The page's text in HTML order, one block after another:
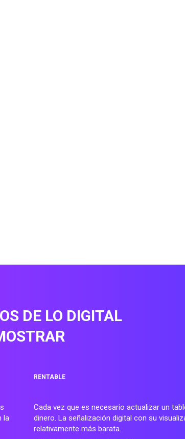
DE LO DIGITAL
la
RENTABLE
Cada vez que es necesario actualizar un
dinero. La señalización digital con su
relativamente más barata.